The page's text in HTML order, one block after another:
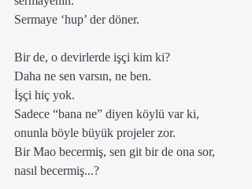
Sermaye ‘hup’ der döner.
Bir de, o devirlerde işçi kim ki?
Daha ne sen varsın, ne ben.
İşçi hiç yok.
Sadece “bana ne” diyen köylü var ki,
onunla böyle büyük projeler zor.
Bir Mao becermiş, sen git bir de ona sor,
nasıl becermiş...?